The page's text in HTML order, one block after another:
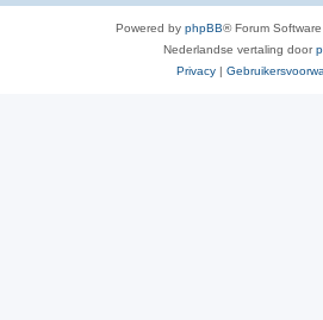
Powered by phpBB® Forum
Nederlandse vertaling door
Privacy |